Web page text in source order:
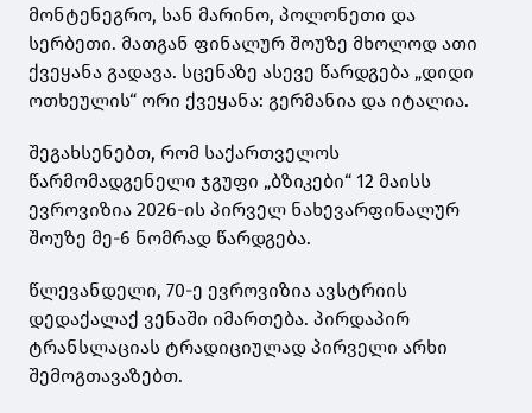
მონტენეგრო, სან მარინო, პოლონეთი და
სერბეთი. მათგან ფინალურ შოუზე მხოლოდ ათი
ქვეყანა გადავა. სცენაზე ასევე წარდგება „დიდი
ოთხეულის“ ორი ქვეყანა: გერმანია და იტალია.
შეგახსენებთ, რომ საქართველოს
წარმომადგენელი ჯგუფი „ბზიკები“ 12 მაისს
ევროვიზია 2026-ის პირველ ნახევარფინალურ
შოუზე მე-6 ნომრად წარდგება.
წლევანდელი, 70-ე ევროვიზია ავსტრიის
დედაქალაქ ვენაში იმართება. პირდაპირ
ტრანსლაციას ტრადიციულად პირველი არხი
შემოგთავაზებთ.